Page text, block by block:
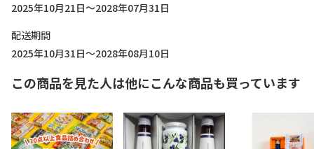
2025年10月21日～2028年07月31日
配送期間
2025年10月31日～2028年08月10日
この商品を見た人は他にこんな商品も買っています